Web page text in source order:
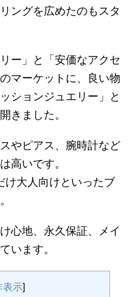
ングを広めたのもスタ
ー」と「安価なアクセ
マーケットに、良い物
ションジュエリー」と
きました。
やピアス、腕時計など
高いです。
け大人向けといったブ
心地、永久保証、メイ
います。
表示]